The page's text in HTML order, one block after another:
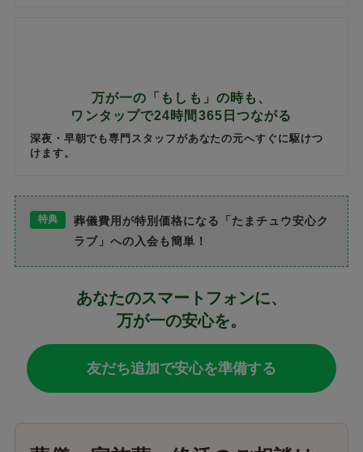
万が一の「もしも」の時も、
ワンタップで24時間365日つながる
深夜・早朝でも専門スタッフがあなたの元へすぐに駆けつ
けます。
特典
葬儀費用が特別価格になる「たまチュウ安心ク
ラブ」への入会も簡単！
あなたのスマートフォンに、
万が一の安心を。
友だち追加で安心を準備する